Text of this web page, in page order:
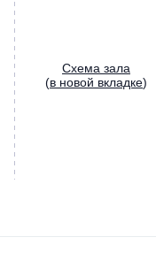
Cхема зала
(в новой вкладке)